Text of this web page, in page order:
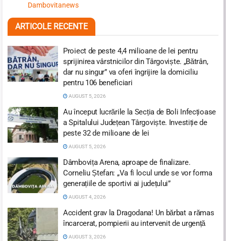
Dambovitanews
ARTICOLE RECENTE
Proiect de peste 4,4 milioane de lei pentru
sprijinirea vârstnicilor din Târgoviște. „Bătrân,
dar nu singur” va oferi îngrijire la domiciliu
pentru 106 beneficiari
AUGUST 5, 2026
Au început lucrările la Secția de Boli Infecțioase
a Spitalului Județean Târgoviște. Investiție de
peste 32 de milioane de lei
AUGUST 5, 2026
Dâmbovița Arena, aproape de finalizare.
Corneliu Ștefan: „Va fi locul unde se vor forma
generațiile de sportivi ai județului”
AUGUST 4, 2026
Accident grav la Dragodana! Un bărbat a rămas
încarcerat, pompierii au intervenit de urgență
AUGUST 3, 2026